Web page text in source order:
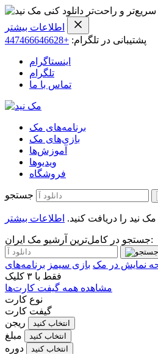
و راحت‌تر دانلود کنی
اطلاعات بیشتر
پشتیبانی در تلگرام: +447466646628
اینستاگرام
تلگرام
تماس با ما
برنامه‌های مک
بازی‌های مک
آموزش‌ها
ویدیو‌ها
فروشگاه
جستجو
اطلاعات بیشتر
جستجو در کامل‌ترین آرشیو مک ایران:
نمایش در مک بازی سیمز
فقط با ۳ کلیک
مشاهده همه گیفت کارت‌ها
نوع کارت
گیفت کارت
ریجن
انتخاب کنید
مبلغ انتخاب کنید
دوره انتخاب کنید